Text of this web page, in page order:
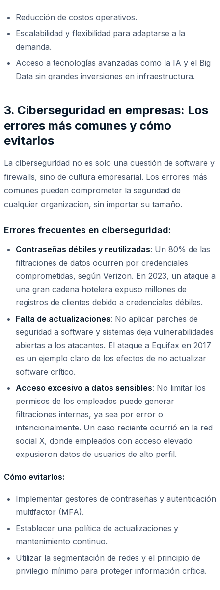
Reducción de costos operativos.
Escalabilidad y flexibilidad para adaptarse a la
demanda.
Acceso a tecnologías avanzadas como la IA y el Big
Data sin grandes inversiones en infraestructura.
3. Ciberseguridad en empresas: Los
errores más comunes y cómo
evitarlos
La ciberseguridad no es solo una cuestión de software y
firewalls, sino de cultura empresarial. Los errores más
comunes pueden comprometer la seguridad de
cualquier organización, sin importar su tamaño.
Errores frecuentes en ciberseguridad:
Contraseñas débiles y reutilizadas: Un 80% de las
filtraciones de datos ocurren por credenciales
comprometidas, según Verizon. En 2023, un ataque a
una gran cadena hotelera expuso millones de
registros de clientes debido a credenciales débiles.
Falta de actualizaciones: No aplicar parches de
seguridad a software y sistemas deja vulnerabilidades
abiertas a los atacantes. El ataque a Equifax en 2017
es un ejemplo claro de los efectos de no actualizar
software crítico.
Acceso excesivo a datos sensibles: No limitar los
permisos de los empleados puede generar
filtraciones internas, ya sea por error o
intencionalmente. Un caso reciente ocurrió en la red
social X, donde empleados con acceso elevado
expusieron datos de usuarios de alto perfil.
Cómo evitarlos:
Implementar gestores de contraseñas y autenticación
multifactor (MFA).
Establecer una política de actualizaciones y
mantenimiento continuo.
Utilizar la segmentación de redes y el principio de
privilegio mínimo para proteger información crítica.